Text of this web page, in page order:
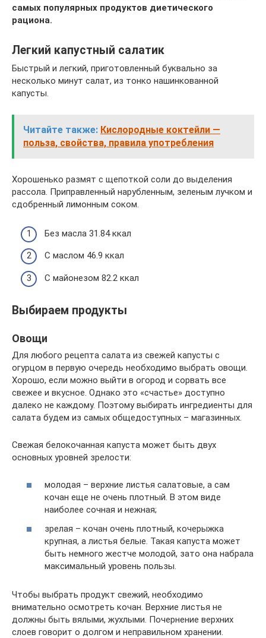
самых популярных продуктов диетического
рациона.
Легкий капустный салатик
Быстрый и легкий, приготовленный буквально за
несколько минут салат, из тонко нашинкованной
капусты.
Читайте также: Кислородные коктейли —
польза, свойства, правила употребления
Хорошенько размят с щепоткой соли до выделения
рассола. Приправленный нарубленным, зеленым лучком и
сдобренный лимонным соком.
Без масла 31.84 ккал
С маслом 46.9 ккал
С майонезом 82.2 ккал
Выбираем продукты
Овощи
Для любого рецепта салата из свежей капусты с
огурцом в первую очередь необходимо выбрать овощи.
Хорошо, если можно выйти в огород и сорвать все
свежее и вкусное. Однако это «счастье» доступно
далеко не каждому. Поэтому выбирать ингредиенты для
салата будем из самых общедоступных – магазинных.
Свежая белокочанная капуста может быть двух
основных уровней зрелости:
молодая – верхние листья салатовые, а сам
кочан еще не очень плотный. В этом виде
наиболее сочная и нежная;
зрелая – кочан очень плотный, кочерыжка
крупная, а листья белые. Такая капуста может
быть немного жестче молодой, зато она набрала
максимальный уровень пользы.
Чтобы выбрать продукт свежий, необходимо
внимательно осмотреть кочан. Верхние листья не
должны быть вялыми, жухлыми. Почернение верхних
слоев говорит о долгом и неправильном хранении.